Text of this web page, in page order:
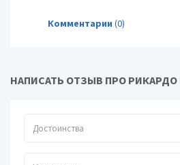
Комментарии (0)
НАПИСАТЬ ОТЗЫВ ПРО